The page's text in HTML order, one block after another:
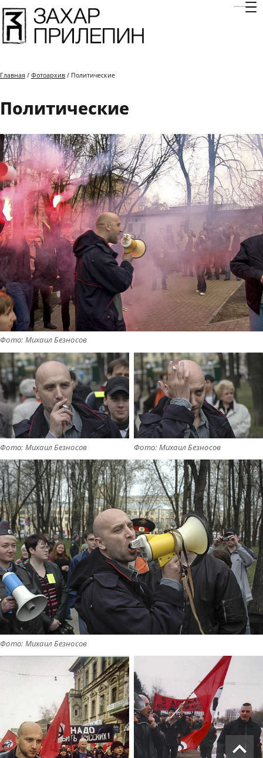
Главная / Фотоархив / Политические
Политические
Фото: Михаил Безносов
Фото: Михаил Безносов Фото: Михаил Безносов
Фото: Михаил Безносов